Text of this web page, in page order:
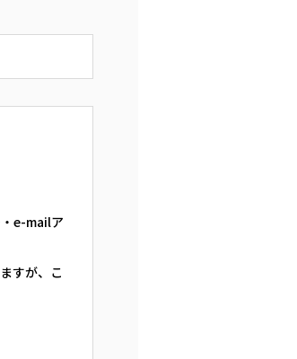
e-mailア
すが、こ